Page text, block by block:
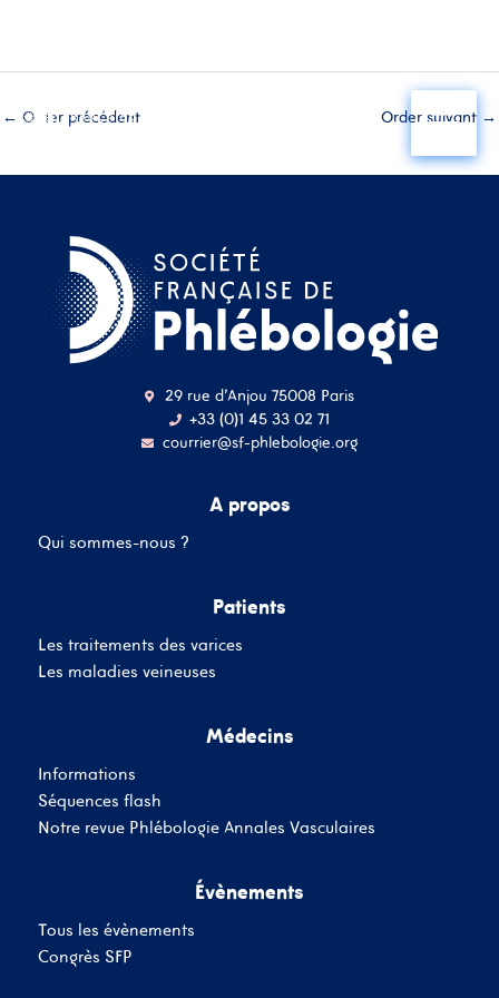
← Order précédent Order suivant →
29 rue d'Anjou 75008 Paris
+33 (0)1 45 33 02 71
courrier@sf-phlebologie.org
A propos
Qui sommes-nous ?
Patients
Les traitements des varices
Les maladies veineuses
Médecins
Informations
Séquences flash
Notre revue Phlébologie Annales Vasculaires
Évènements
Tous les évènements
Congrès SFP
adresse mail
Se souvenir de moi
SE CONNECTER
Inscrivez-Vous